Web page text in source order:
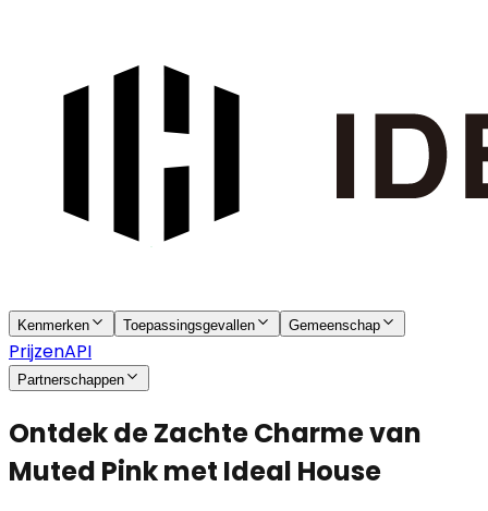
Kenmerken Toepassingsgevallen Gemeenschap
PrijzenAPI
Partnerschappen
Ontdek de Zachte Charme van
Muted Pink met Ideal House